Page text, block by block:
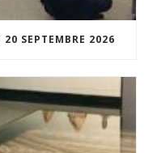
SEPTEMBRE 2026